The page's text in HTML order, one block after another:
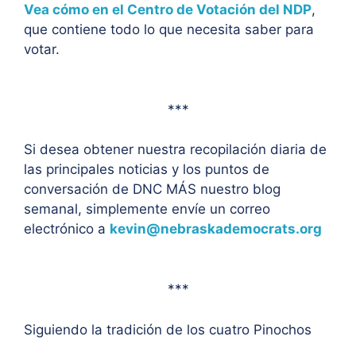
Vea cómo en el Centro de Votación del NDP,
que contiene todo lo que necesita saber para
votar.
***
Si desea obtener nuestra recopilación diaria de
las principales noticias y los puntos de
conversación de DNC MÁS nuestro blog
semanal, simplemente envíe un correo
electrónico a kevin@nebraskademocrats.org
***
Siguiendo la tradición de los cuatro Pinochos